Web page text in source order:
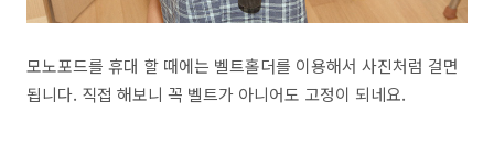
모노포드를 휴대 할 때에는 벨트홀더를 이용해서 사진처럼 걸면
됩니다. 직접 해보니 꼭 벨트가 아니어도 고정이 되네요.